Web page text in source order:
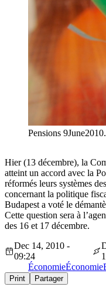
Pensions
Hier (13 décembre), la
atteint un accord avec la
réformés leurs systèmes
concernant la politique
Budapest a voté le
Cette question sera à
des 16 et 17 décembre.
Dec 14, 2010 -
09:24
ÉconomieÉconomie
Print Partager